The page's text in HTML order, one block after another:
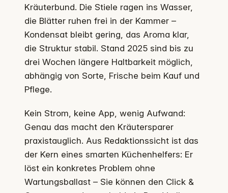
Kräuterbund. Die Stiele ragen ins Wasser,
die Blätter ruhen frei in der Kammer –
Kondensat bleibt gering, das Aroma klar,
die Struktur stabil. Stand 2025 sind bis zu
drei Wochen längere Haltbarkeit möglich,
abhängig von Sorte, Frische beim Kauf und
Pflege.
Kein Strom, keine App, wenig Aufwand:
Genau das macht den Kräutersparer
praxistauglich. Aus Redaktionssicht ist das
der Kern eines smarten Küchenhelfers: Er
löst ein konkretes Problem ohne
Wartungsballast – Sie können den Click &